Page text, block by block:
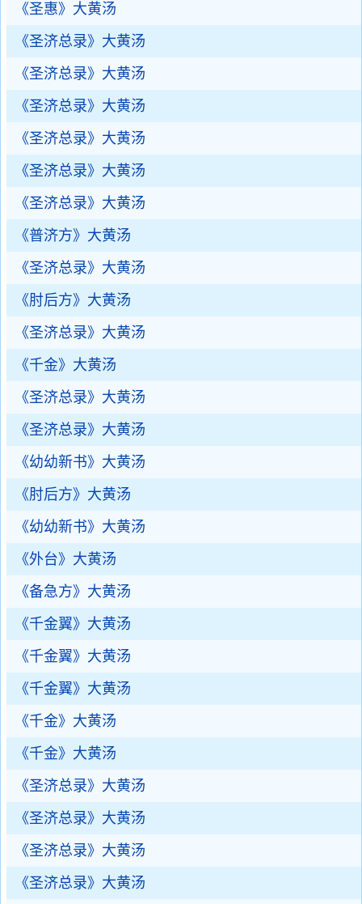
《圣惠》大黄汤
《圣济总录》大黄汤
《圣济总录》大黄汤
《圣济总录》大黄汤
《圣济总录》大黄汤
《圣济总录》大黄汤
《圣济总录》大黄汤
《普济方》大黄汤
《圣济总录》大黄汤
《肘后方》大黄汤
《圣济总录》大黄汤
《千金》大黄汤
《圣济总录》大黄汤
《圣济总录》大黄汤
《幼幼新书》大黄汤
《肘后方》大黄汤
《幼幼新书》大黄汤
《外台》大黄汤
《备急方》大黄汤
《千金翼》大黄汤
《千金翼》大黄汤
《千金翼》大黄汤
《千金》大黄汤
《千金》大黄汤
《圣济总录》大黄汤
《圣济总录》大黄汤
《圣济总录》大黄汤
《圣济总录》大黄汤